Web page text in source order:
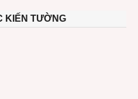
KIẾN TƯỜNG